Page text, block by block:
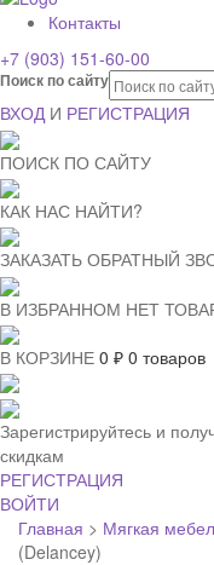
Контакты
+7 (903) 151-60-00
Поиск по сайту
ВХОДИ РЕГИСТРАЦИЯ
ПОИСК ПО САЙТУ
КАК НАС НАЙТИ?
ЗАКАЗАТЬ ОБРАТНЫЙ
В ИЗБРАННОМ НЕТ
В КОРЗИНЕ 0 ₽ 0 товаров
Зарегистрируйтесь и
скидкам
РЕГИСТРАЦИЯ
ВОЙТИ
Главная > Мягкая
(Delancey)